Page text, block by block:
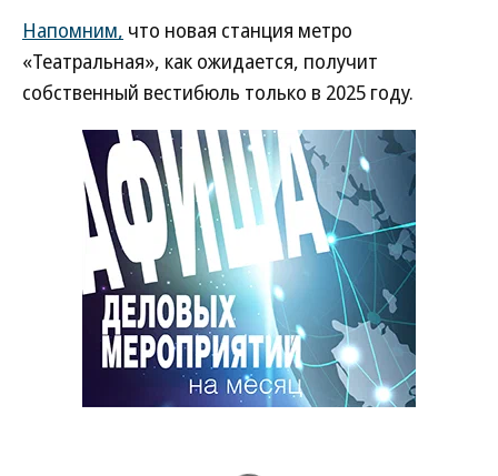
Напомним, что новая станция метро
«Театральная», как ожидается, получит
собственный вестибюль только в 2025 году.